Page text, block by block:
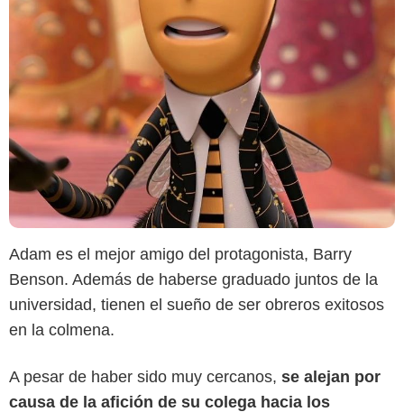
Adam es el mejor amigo del protagonista, Barry
Benson. Además de haberse graduado juntos de la
universidad, tienen el sueño de ser obreros exitosos
en la colmena.
A pesar de haber sido muy cercanos, se alejan por
causa de la afición de su colega hacia los
Cartoon Network